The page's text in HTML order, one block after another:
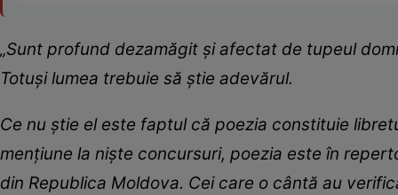
„Sunt profund dezamăgit și afectat de tupeul
Totuși lumea trebuie să știe adevărul.
Ce nu știe el este faptul că poezia constituie
mențiune la niște concursuri, poezia este în
din Republica Moldova. Cei care o cântă au